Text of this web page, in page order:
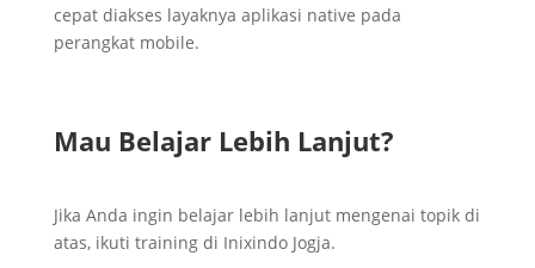
cepat diakses layaknya aplikasi native pada
perangkat mobile.
Mau Belajar Lebih Lanjut?
Jika Anda ingin belajar lebih lanjut mengenai topik di
atas, ikuti training di Inixindo Jogja.